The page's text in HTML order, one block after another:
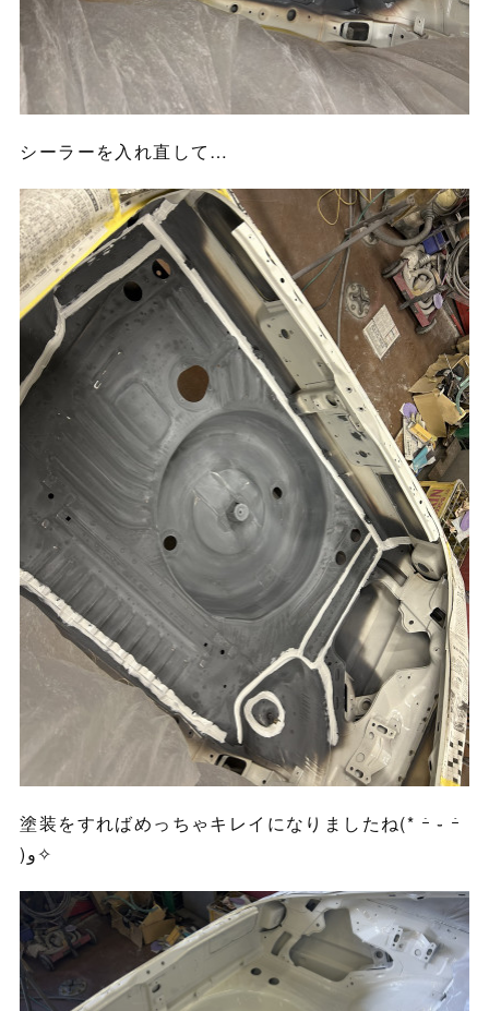
シーラーを入れ直して…
塗装をすればめっちゃキレイになりましたね(* ｰ̀ ֊ ｰ́
)و✧